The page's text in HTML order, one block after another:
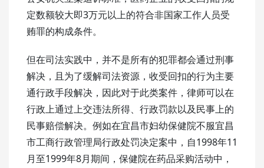
定数额较大即3万元以上的符合非国家工作人员受
贿罪的构成条件。
但在司法实践中，并不是所有的犯罪都会通过刑事
解决，且为了缓解司法资源，收受回扣的行为主要
通行政手段解决，因此对于此类案件，律师可以在
行政上通过上交违法所得、行政罚款以及民事上的
民事赔偿解决。例如在宜昌市妇幼保健院不服宜昌
市工商行政管理局行政处罚决定案中，自1998年11
月至1999年8月期间，保健院在药品采购活动中，